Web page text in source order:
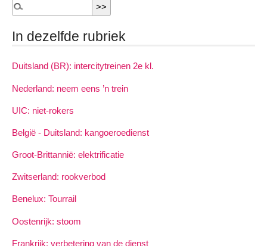
In dezelfde rubriek
Duitsland (BR): intercitytreinen 2e kl.
Nederland: neem eens ’n trein
UIC: niet-rokers
België - Duitsland: kangoeroedienst
Groot-Brittannië: elektrificatie
Zwitserland: rookverbod
Benelux: Tourrail
Oostenrijk: stoom
Frankrijk: verbetering van de dienst